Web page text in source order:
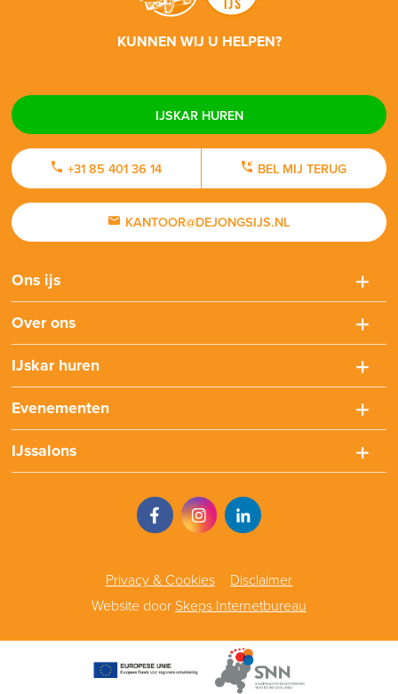
KUNNEN WIJ U HELPEN?
IJSKAR HUREN
+31 85 401 36 14 BEL MIJ TERUG
KANTOOR@DEJONGSIJS.NL
Ons ijs
Over ons
IJskar huren
Evenementen
IJssalons
Privacy & Cookies
Disclaimer
Website door Skeps Internetbureau